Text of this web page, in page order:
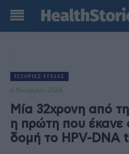
ΙΣΤΟΡΊΕΣ ΥΓΕΊΑΣ
6 Νοεμβρίου 2024
Μία 32χρονη από
η πρώτη που έκανε
δομή το HPV-DNA